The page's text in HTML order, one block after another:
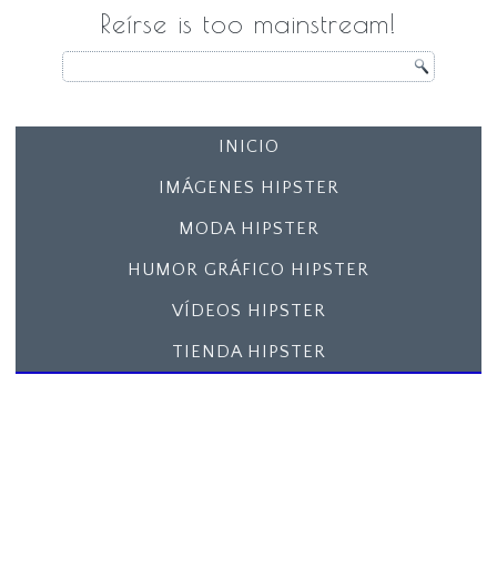
Reírse is too mainstream!
INICIO
IMÁGENES HIPSTER
MODA HIPSTER
HUMOR GRÁFICO HIPSTER
VÍDEOS HIPSTER
TIENDA HIPSTER